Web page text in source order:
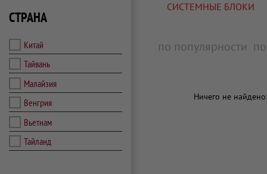
СТРАНА
Китай
Тайвань
Малайзия
Венгрия
Вьетнам
Тайланд
СИСТЕМНЫЕ БЛОКИ
по популярности
Ничего не